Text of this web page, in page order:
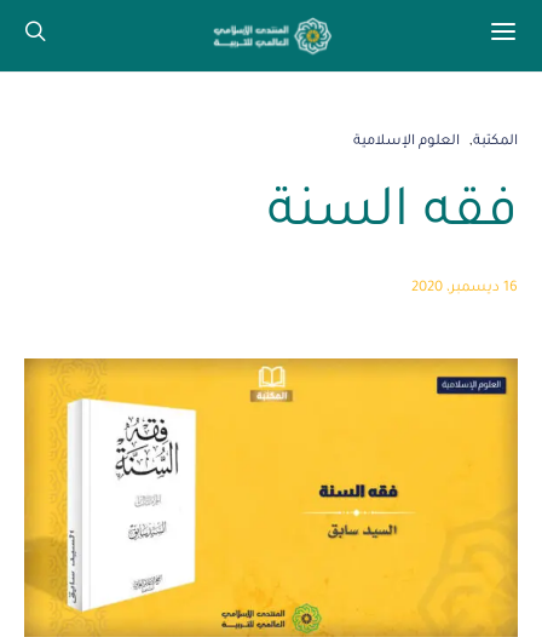
المكتبة العلوم الإسلامية
فقه السنة
16 ديسمبر، 2020